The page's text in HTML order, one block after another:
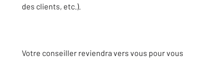
des clients, etc.).
Votre conseiller reviendra vers vous pour vous